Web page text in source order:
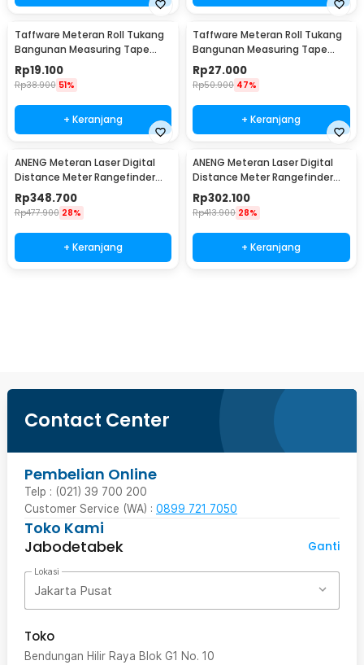
Taffware Meteran Roll Tukang
Bangunan Measuring Tape
Auto Lock 7.5M - SAL99
Rp19.100
Rp38.900 51%
+ Keranjang
Taffware Meteran Roll Tukang
Bangunan Measuring Tape
Auto Lock 10M - SAL99
Rp27.000
Rp50.900 47%
+ Keranjang
ANENG Meteran Laser Digital
Distance Meter Rangefinder
High Precision 120M-K120
Rp348.700
Rp477.900 28%
+ Keranjang
ANENG Meteran Laser Digital
Distance Meter Rangefinder
High Precision 100M-K100
Rp302.100
Rp413.900 28%
+ Keranjang
Contact Center
Pembelian Online
Telp : (021) 39 700 200
Customer Service (WA) : 0899 721 7050
Toko Kami
Jabodetabek
Ganti
Lokasi
Jakarta Pusat
Toko
Bendungan Hilir Raya Blok G1 No. 10